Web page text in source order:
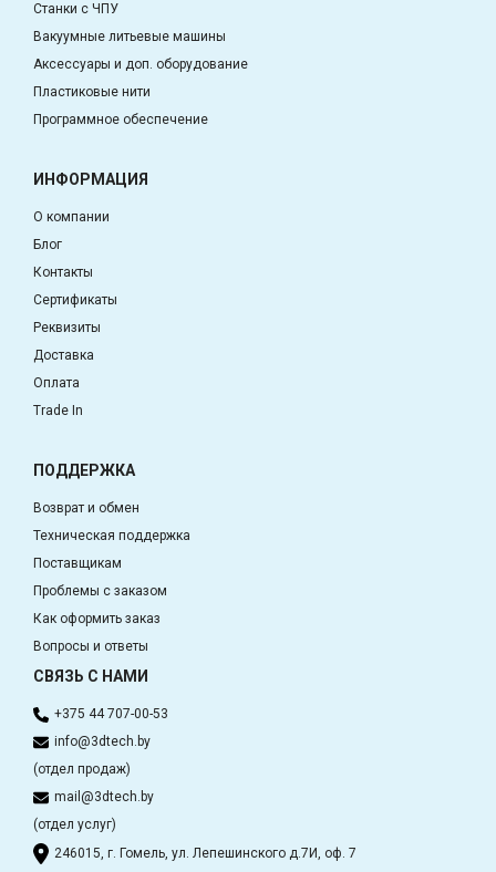
Станки с ЧПУ
Вакуумные литьевые машины
Аксессуары и доп. оборудование
Пластиковые нити
Программное обеспечение
ИНФОРМАЦИЯ
О компании
Блог
Контакты
Сертификаты
Реквизиты
Доставка
Оплата
Trade In
ПОДДЕРЖКА
Возврат и обмен
Техническая поддержка
Поставщикам
Проблемы с заказом
Как оформить заказ
Вопросы и ответы
СВЯЗЬ С НАМИ
+375 44 707-00-53
info@3dtech.by
(отдел продаж)
mail@3dtech.by
(отдел услуг)
246015, г. Гомель, ул. Лепешинского д.7И, оф. 7